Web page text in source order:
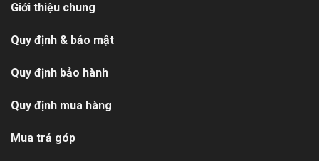
Giới thiệu chung
Quy định & bảo mật
Quy định bảo hành
Quy định mua hàng
Mua trả góp